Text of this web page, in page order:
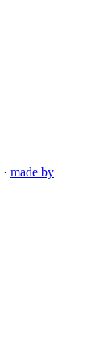
· made by